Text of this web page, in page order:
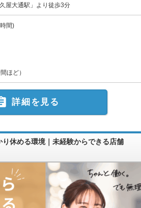
屋大通駅」より徒歩3分
間)
ほど）
詳細を見る
り休める環境｜未経験からできる店舗